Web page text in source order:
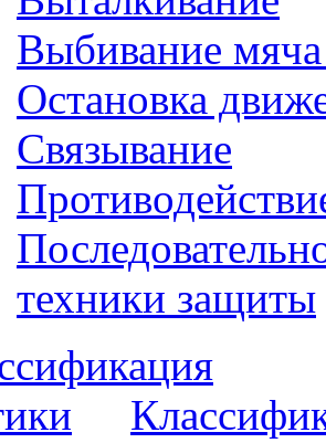
Выбивание
Остановка
Связывание
техники защиты